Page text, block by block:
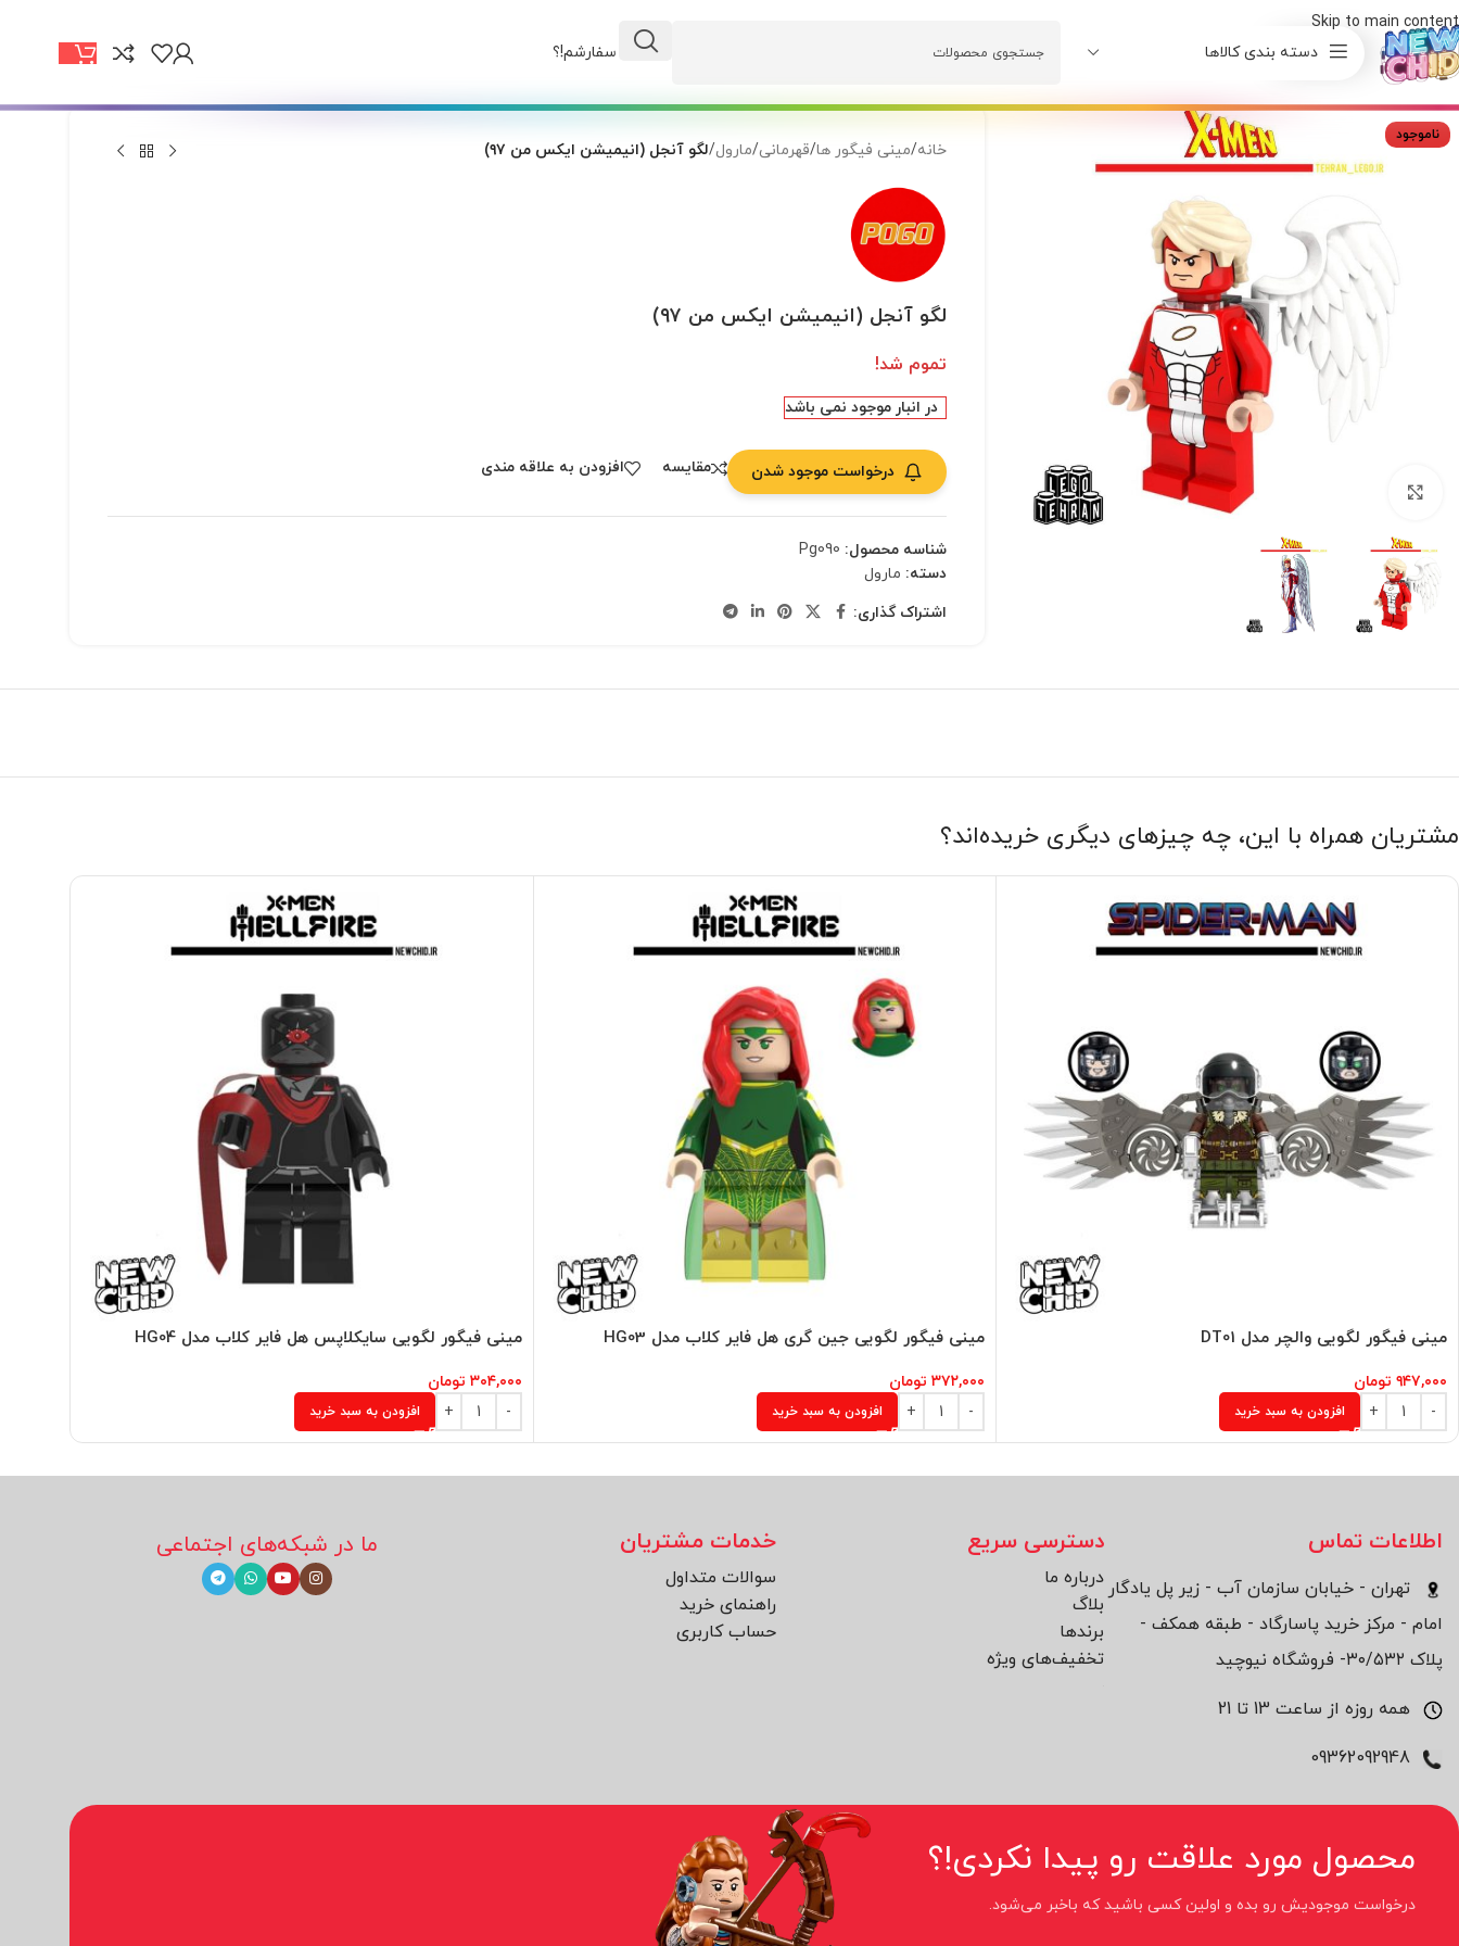
Skip to main content
دسته بندی کالاها
وضعیت سفارشم!؟
ناموجود
خانه/مینی فیگور ها/قهرمانی/مارول/لگو آنجل (انیمیشن ایکس من ۹۷)
لگو آنجل (انیمیشن ایکس من ۹۷)
تموم شد!
در انبار موجود نمی باشد
درخواست موجود شدن مقایسه افزودن به علاقه مندی
شناسه محصول: Pg090
دسته: مارول
اشتراک گذاری:
مشتریان همراه با این، چه چیزهای دیگری خریده‌اند؟
مینی فیگور لگویی والچر مدل DT01
۹۴۷,۰۰۰ تومان
افزودن به سبد خرید
مینی فیگور لگویی جین گری هل فایر کلاب مدل HG03
۳۷۲,۰۰۰ تومان
افزودن به سبد خرید
مینی فیگور لگویی سایکلاپس هل فایر کلاب مدل HG04
۳۰۴,۰۰۰ تومان
افزودن به سبد خرید
اطلاعات تماس
تهران - خیابان سازمان آب - زیر پل یادگار
امام - مرکز خرید پاسارگاد - طبقه همکف -
پلاک ۳۰/۵۳۲- فروشگاه نیوچید
همه روزه از ساعت 13 تا 21
دسترسی سریع
درباره ما
بلاگ
برند‌ها
تخفیف‌های ویژه
خدمات مشتریان
سوالات متداول
راهنمای خرید
حساب کاربری
ما در شبکه‌های اجتماعی
محصول مورد علاقت رو پیدا نکردی!؟
درخواست موجودیش رو بده و اولین کسی باشید که باخبر می‌شود.